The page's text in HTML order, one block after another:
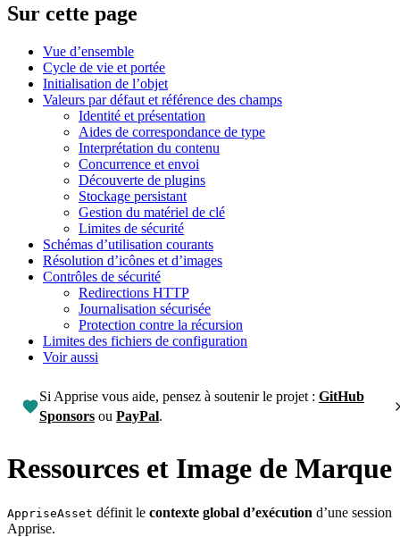
Sur cette page
Vue d’ensemble
Cycle de vie et portée
Initialisation de l’objet
Valeurs par défaut et référence des champs
Identité et présentation
Aides de correspondance de type
Interprétation du contenu
Concurrence et envoi
Découverte de plugins
Stockage persistant
Gestion du matériel de clé
Limites de sécurité
Schémas d’utilisation courants
Résolution d’icônes et d’images
Contrôles de sécurité
Redirections HTTP
Journalisation sécurisée
Protection contre la récursion
Limites des fichiers de configuration
Voir aussi
Si Apprise vous aide, pensez à soutenir le projet : GitHub
Sponsors ou PayPal.
Ressources et Image de Marque
AppriseAsset définit le contexte global d’exécution d’une session
Apprise.